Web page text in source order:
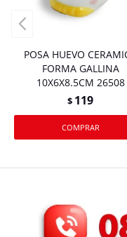
POSA HUEVO
FORMA GALLINA
10X6X8.5CM 26508
$ 119